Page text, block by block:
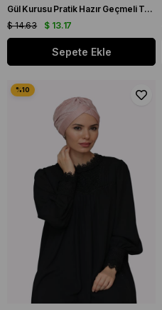
Gül Kurusu Pratik Hazır Geçmeli Tesettür Bone Fukuro Piliseli Tek Bantlı Çapraz Büzgülü 1821_18
$ 13.17
$ 14.63
Sepete Ekle